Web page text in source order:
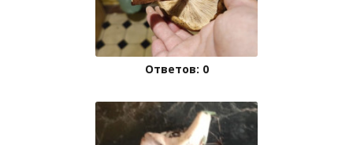
Ответов: 0